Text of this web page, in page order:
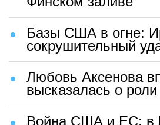
Базы США в огне:
сокрушительный
Любовь Аксенова
высказалась о
Война США и ЕС: в